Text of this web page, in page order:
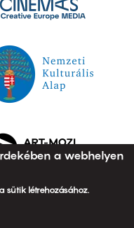
a webhelyen
sütik létrehozásához.